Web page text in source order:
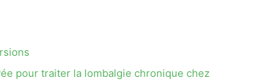
pour traiter la lombalgie chronique chez